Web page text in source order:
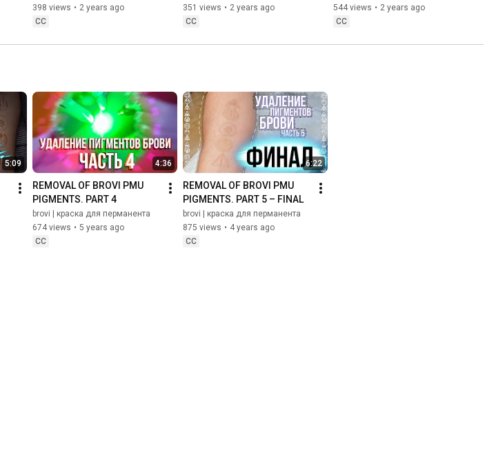
398 views • 2 years ago
CC
351 views • 2 years ago
CC
544 views • 2 years ago
CC
5:09 4:36
REMOVAL OF BROVI PMU
PIGMENTS. PART 4
brovi | краска для перманента
674 views • 5 years ago
CC
6:22
REMOVAL OF BROVI PMU
PIGMENTS. PART 5 – FINAL
brovi | краска для перманента
875 views • 4 years ago
CC